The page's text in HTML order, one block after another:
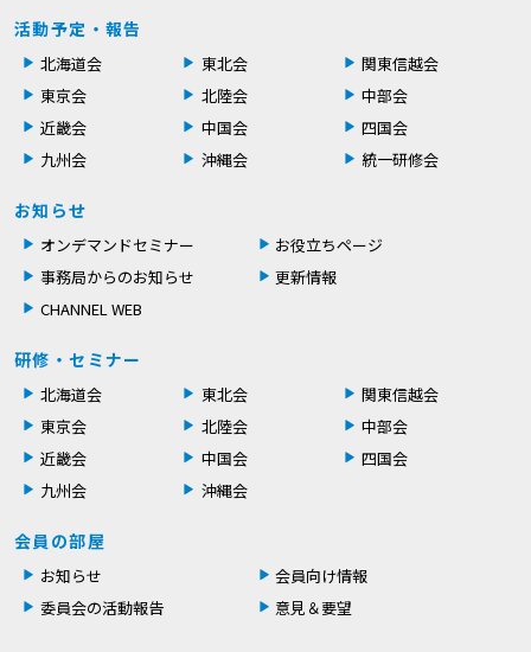
活動予定・報告
北海道会 東北会
関東信越会
東京会
北陸会
中部会
近畿会
中国会
四国会
九州会
沖縄会 統一研修会
お知らせ
オンデマンドセミナー
お役立ちページ
事務局からのお知らせ
更新情報
CHANNEL WEB
研修・セミナー
北海道会 東北会
関東信越会
東京会
北陸会
中部会
近畿会
中国会
四国会
九州会
沖縄会
会員の部屋
お知らせ
会員向け情報
委員会の活動報告
意見＆要望